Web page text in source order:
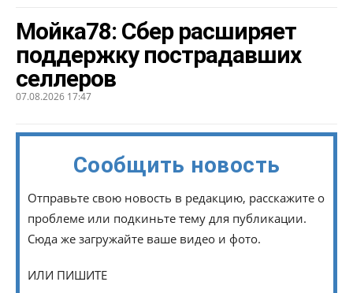
Мойка78: Сбер расширяет
поддержку пострадавших
селлеров
07.08.2026 17:47
Сообщить новость
Отправьте свою новость в редакцию, расскажите о
проблеме или подкиньте тему для публикации.
Сюда же загружайте ваше видео и фото.
ИЛИ ПИШИТЕ